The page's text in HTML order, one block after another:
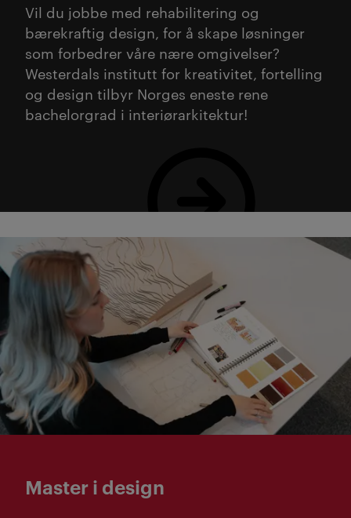
Vil du jobbe med rehabilitering og
bærekraftig design, for å skape løsninger
som forbedrer våre nære omgivelser?
Westerdals institutt for kreativitet, fortelling
og design tilbyr Norges eneste rene
bachelorgrad i interiørarkitektur!
Master i design